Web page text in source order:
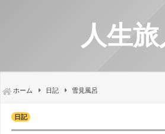
人生旅
ホーム 日記 雪見風呂
日記